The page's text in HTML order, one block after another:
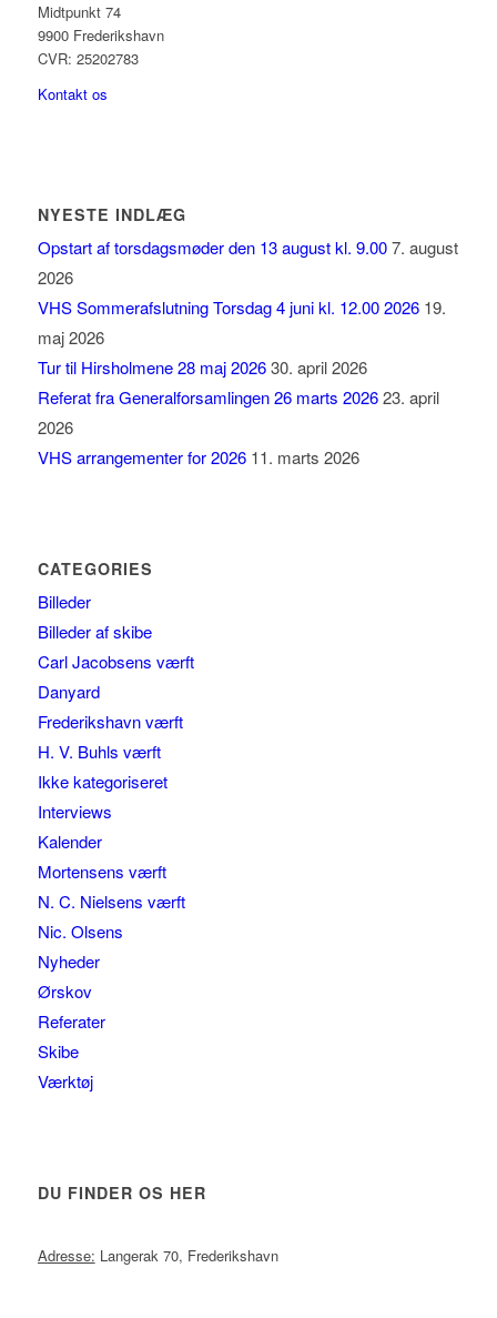
Midtpunkt 74
9900 Frederikshavn
CVR: 25202783
Kontakt os
NYESTE INDLÆG
Opstart af torsdagsmøder den 13 august kl. 9.00 7. august
2026
VHS Sommerafslutning Torsdag 4 juni kl. 12.00 2026 19.
maj 2026
Tur til Hirsholmene 28 maj 2026 30. april 2026
Referat fra Generalforsamlingen 26 marts 2026 23. april
2026
VHS arrangementer for 2026 11. marts 2026
CATEGORIES
Billeder
Billeder af skibe
Carl Jacobsens værft
Danyard
Frederikshavn værft
H. V. Buhls værft
Ikke kategoriseret
Interviews
Kalender
Mortensens værft
N. C. Nielsens værft
Nic. Olsens
Nyheder
Ørskov
Referater
Skibe
Værktøj
DU FINDER OS HER
Adresse: Langerak 70, Frederikshavn